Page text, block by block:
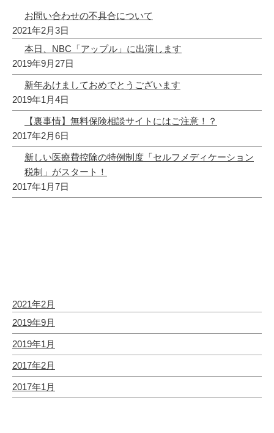
お問い合わせの不具合について
2021年2月3日
本日、NBC「アップル」に出演します
2019年9月27日
新年あけましておめでとうございます
2019年1月4日
【裏事情】無料保険相談サイトにはご注意！？
2017年2月6日
新しい医療費控除の特例制度「セルフメディケーション
税制」がスタート！
2017年1月7日
2021年2月
2019年9月
2019年1月
2017年2月
2017年1月